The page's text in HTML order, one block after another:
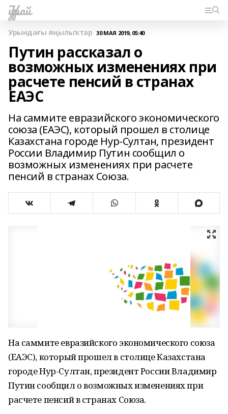
Ҡурай
Урындағы яңылыҡтар 30 МАЯ 2019, 05:40
Путин рассказал о
возможных изменениях при
расчете пенсий в странах
ЕАЭС
На саммите евразийского экономического
союза (ЕАЭС), который прошел в столице
Казахстана городе Нур-Султан, президент
России Владимир Путин сообщил о
возможных изменениях при расчете
пенсий в странах Союза.
На саммите евразийского экономического союза
(ЕАЭС), который прошел в столице Казахстана
городе Нур-Султан, президент России Владимир
Путин сообщил о возможных изменениях при
расчете пенсий в странах Союза.